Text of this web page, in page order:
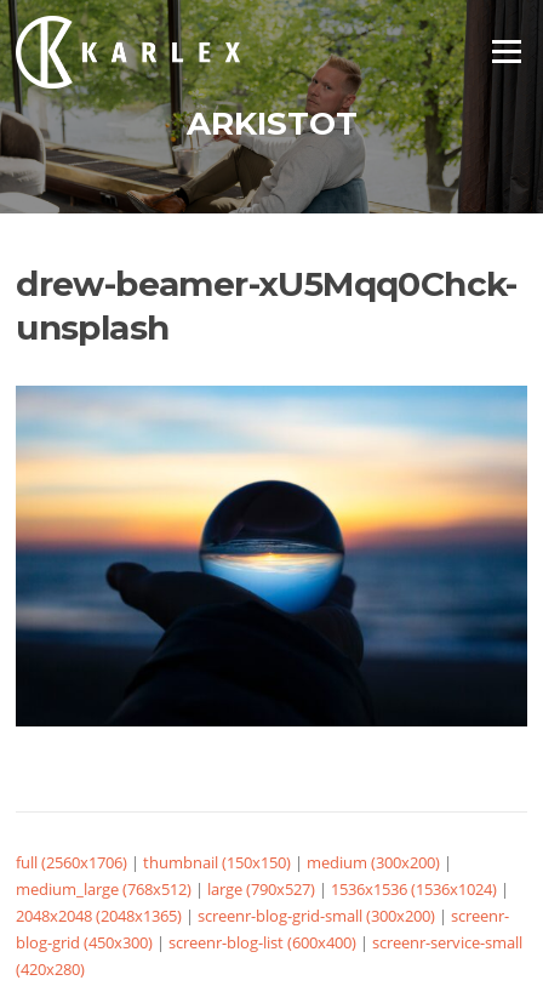
Siirry
suoraan
sisältöön
Valikko
ARKISTOT
drew-beamer-xU5Mqq0Chck-
unsplash
full (2560x1706) |thumbnail (150x150) | medium (300x200) |
medium_large (768x512) | large (790x527) | 1536x1536 (1536x1024) |
2048x2048 (2048x1365) |screenr-blog-grid-small (300x200) |screenr-
blog-grid (450x300) |screenr-blog-list (600x400) |screenr-service-small
(420x280)